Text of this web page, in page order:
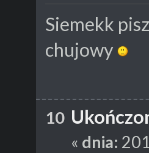
Siemekk
chujowy
10
« dnia: